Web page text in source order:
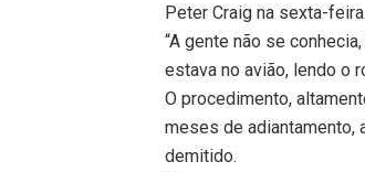
Peter Craig na sexta-
“A gente não se
estava no avião, lendo o
O procedimento,
meses de adiantamento,
demitido.